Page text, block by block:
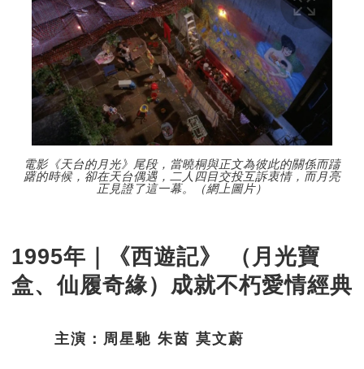
電影《天台的月光》尾段，當曉桐與正文為彼此的關係而躊
躇的時候，卻在天台偶遇，二人四目交投互訴衷情，而月亮
正見證了這一幕。（網上圖片）
1995年｜《西遊記》 （月光寶
盒、仙履奇緣）成就不朽愛情經典
主演：周星馳 朱茵 莫文蔚